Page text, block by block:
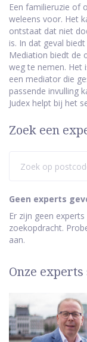
Een familieruzie of
weleens voor. Het
ontstaat dat niet
is. In dat geval
Mediation biedt de
weg te nemen. Het
een mediator die
passende invulling
Judex helpt bij het
Zoek een
Geen experts
Er zijn geen
zoekopdracht.
aan.
Onze